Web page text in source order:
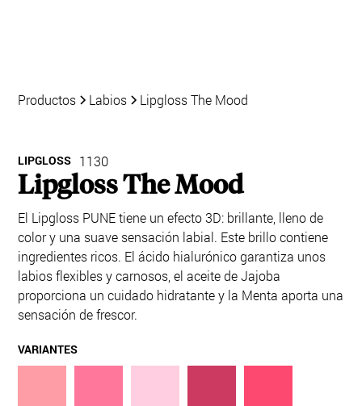
Productos Labios Lipgloss The Mood
LIPGLOSS 1130
Lipgloss The Mood
El Lipgloss PUNE tiene un efecto 3D: brillante, lleno de
color y una suave sensación labial. Este brillo contiene
ingredientes ricos. El ácido hialurónico garantiza unos
labios flexibles y carnosos, el aceite de Jajoba
proporciona un cuidado hidratante y la Menta aporta una
sensación de frescor.
VARIANTES